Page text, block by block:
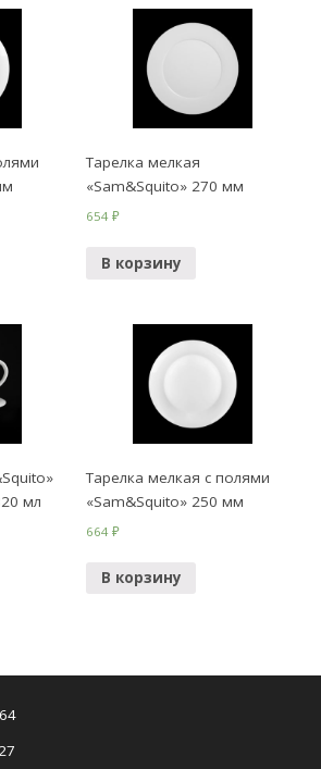
Тарелка мелкая
«Sam&Squito» 270 мм
654₽
В корзину
мл
Тарелка мелкая с полями
«Sam&Squito» 250 мм
664₽
В корзину